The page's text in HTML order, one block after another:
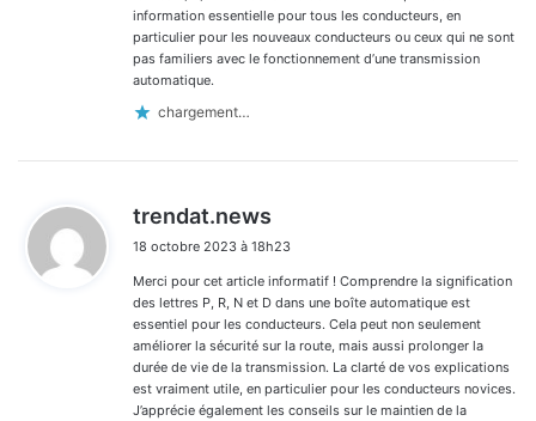
information essentielle pour tous les conducteurs, en
particulier pour les nouveaux conducteurs ou ceux qui ne sont
pas familiers avec le fonctionnement d’une transmission
automatique.
chargement…
trendat.news
t
18 octobre 2023 à 18h23
Merci pour cet article informatif ! Comprendre la signification
des lettres P, R, N et D dans une boîte automatique est
essentiel pour les conducteurs. Cela peut non seulement
améliorer la sécurité sur la route, mais aussi prolonger la
durée de vie de la transmission. La clarté de vos explications
est vraiment utile, en particulier pour les conducteurs novices.
J’apprécie également les conseils sur le maintien de la